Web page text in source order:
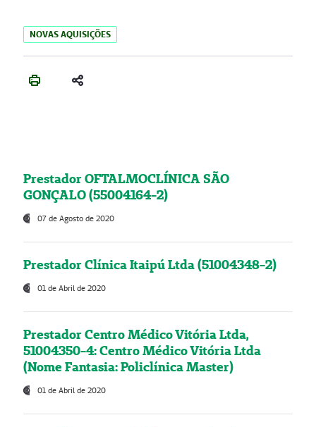
NOVAS AQUISIÇÕES
Prestador OFTALMOCLÍNICA SÃO
GONÇALO (55004164-2)
07 de Agosto de 2020
Prestador Clínica Itaipú Ltda (51004348-2)
01 de Abril de 2020
Prestador Centro Médico Vitória Ltda,
51004350-4: Centro Médico Vitória Ltda
(Nome Fantasia: Policlínica Master)
01 de Abril de 2020